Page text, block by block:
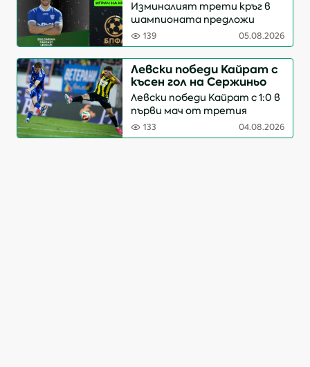
„Червените“ се предста...
Лудогорец без грешка на
върха
Изминалият трети кръг в
шампионата предложи
изключителни индивидуални
представяния и сериозен
точков актив за редица
фентъзи мениджъри.
Нападателите и
офанзивните футболисти
доминираха по терените,
но...
139 05.08.2026
Левски победи Кайрат с
късен гол на Сержиньо
Левски победи Кайрат с 1:0 в
първи мач от третия
квалификационен кръг на
Шампионската лига.
133 04.08.2026